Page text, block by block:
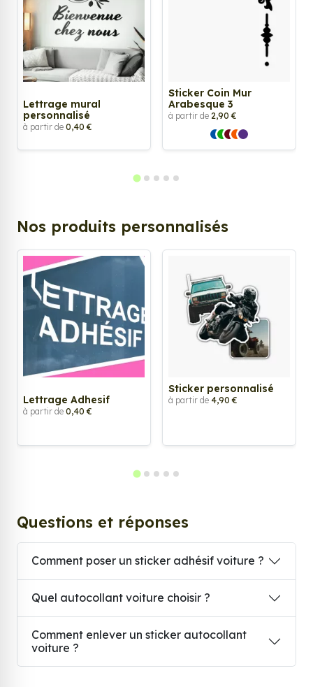
Lettrage mural
personnalisé
à partir de 0,40 €
Sticker Coin Mur
Arabesque 3
à partir de 2,90 €
Nos produits personnalisés
Lettrage Adhesif
à partir de 0,40 €
Sticker personnalisé
à partir de 4,90 €
Questions et réponses
Comment poser un sticker adhésif voiture ?
Quel autocollant voiture choisir ?
Comment enlever un sticker autocollant
voiture ?